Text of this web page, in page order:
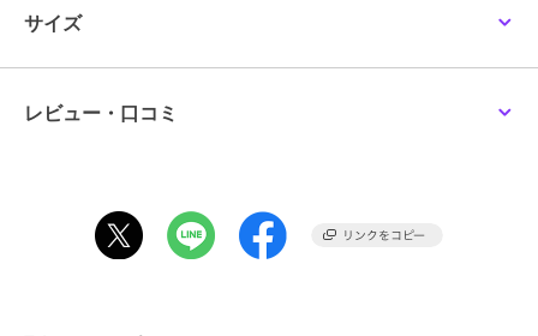
その他:--
す。また、パソコン・スマートフォンなどの環境により、若干製品と
ブランド 212キッチンストア
サイズ
レビュー・口コミ